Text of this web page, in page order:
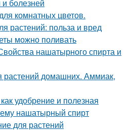
и болезней
комнатных цветов.
растений: польза и вред
можно поливать
нашатырного спирта и
домашних. Аммиак,
удобрение и полезная
нашатырный спирт
для растений